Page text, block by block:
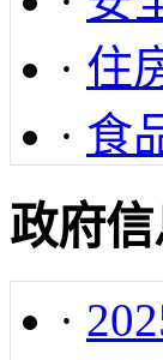
· 住
· 食
政府
·